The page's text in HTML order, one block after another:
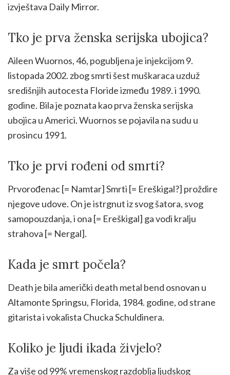
izvještava Daily Mirror.
Tko je prva ženska serijska ubojica?
Aileen Wuornos, 46, pogubljena je injekcijom 9.
listopada 2002. zbog smrti šest muškaraca uzduž
središnjih autocesta Floride između 1989. i 1990.
godine. Bila je poznata kao prva ženska serijska
ubojica u Americi. Wuornos se pojavila na sudu u
prosincu 1991.
Tko je prvi rođeni od smrti?
Prvorođenac [= Namtar] Smrti [= Ereškigal?] proždire
njegove udove. On je istrgnut iz svog šatora, svog
samopouzdanja, i ona [= Ereškigal] ga vodi kralju
strahova [= Nergal].
Kada je smrt počela?
Death je bila američki death metal bend osnovan u
Altamonte Springsu, Florida, 1984. godine, od strane
gitarista i vokalista Chucka Schuldinera.
Koliko je ljudi ikada živjelo?
Za više od 99% vremenskog razdoblja ljudskog